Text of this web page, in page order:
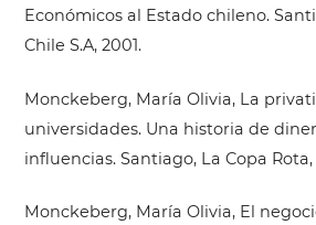
Económicos al Estado chileno.
Chile S.A, 2001.
Monckeberg, María Olivia, La
universidades. Una historia de
influencias. Santiago, La Copa Rota,
Monckeberg, María Olivia, El